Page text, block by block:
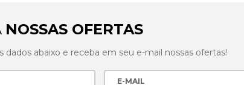
NOSSAS OFERTAS
dados abaixo e receba em seu e-mail nossas ofertas!